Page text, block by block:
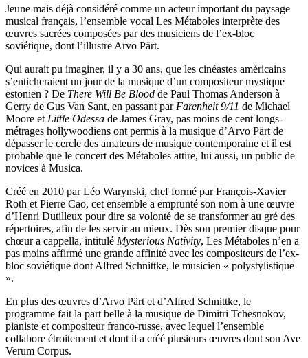
Jeune mais déjà considéré comme un acteur important du paysage
musical français, l’ensemble vocal Les Métaboles interprète des
œuvres sacrées composées par des musiciens de l’ex-bloc
soviétique, dont l’illustre Arvo Pärt.
Qui aurait pu imaginer, il y a 30 ans, que les cinéastes américains
s’enticheraient un jour de la musique d’un compositeur mystique
estonien ? De There Will Be Blood de Paul Thomas Anderson à
Gerry de Gus Van Sant, en passant parFarenheit 9/11 de Michael
Moore etLittle Odessa de James Gray, pas moins de cent longs-
métrages hollywoodiens ont permis à la musique d’Arvo Pärt de
dépasser le cercle des amateurs de musique contemporaine et il est
probable que le concert des Métaboles attire, lui aussi, un public de
novices à Musica.
Créé en 2010 par Léo Warynski, chef formé par François-Xavier
Roth et Pierre Cao, cet ensemble a emprunté son nom à une œuvre
d’Henri Dutilleux pour dire sa volonté de se transformer au gré des
répertoires, afin de les servir au mieux. Dès son premier disque pour
chœur a cappella, intitulé Mysterious Nativity, Les Métaboles n’en a
pas moins affirmé une grande affinité avec les compositeurs de l’ex-
bloc soviétique dont Alfred Schnittke, le musicien « polystylistique
».
En plus des œuvres d’Arvo Pärt et d’Alfred Schnittke, le
programme fait la part belle à la musique de Dimitri Tchesnokov,
pianiste et compositeur franco-russe, avec lequel l’ensemble
collabore étroitement et dont il a créé plusieurs œuvres dont son Ave
Verum Corpus.